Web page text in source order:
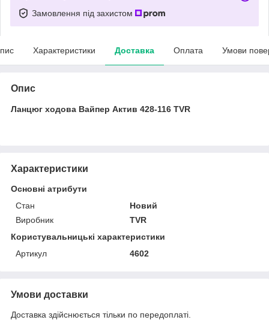
Замовлення під захистом
Характеристики Доставка Оплата Умови
Опис
Ланцюг ходова Вайпер Актив 428-116 TVR
Характеристики
Основні атрибути
Стан
Новий
Виробник
TVR
Користувальницькі характеристики
Артикул
4602
Умови доставки
Доставка здійснюється тільки по передоплаті.